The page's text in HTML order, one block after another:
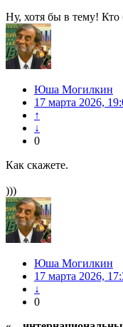
Ну, хотя бы в тему! Кто
Юша Могилкин
17 марта 2026,
↑
↓
0
Как скажете.
)))
Юша Могилкин
17 марта 2026,
↓
0